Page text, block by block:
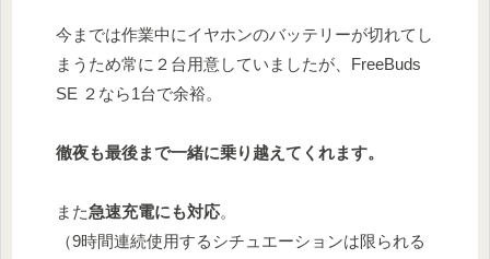
今までは作業中にイヤホンのバッテリーが切れてし
まうため常に２台用意していましたが、FreeBuds
SE ２なら1台で余裕。
徹夜も最後まで一緒に乗り越えてくれます。
また急速充電にも対応。
（9時間連続使用するシチュエーションは限られる